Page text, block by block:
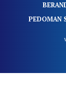
PEDOMAN